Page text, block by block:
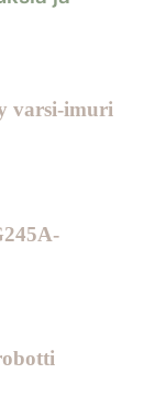
varsi-imuri